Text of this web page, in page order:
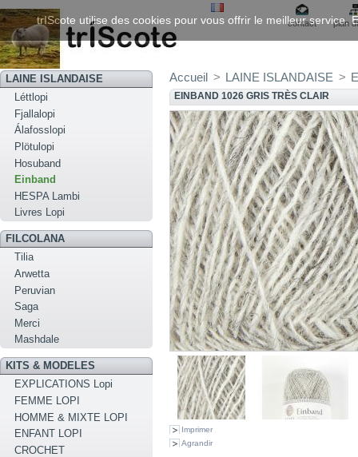
contact plan
LAINE ISLANDAISE
Léttlopi
Fjallalopi
Álafosslopi
Plötulopi
Hosuband
Einband
HESPA Lambi
Livres Lopi
FILCOLANA
Tilia
Arwetta
Peruvian
Saga
Merci
Mashdale
KITS & MODELES
EXPLICATIONS Lopi
FEMME LOPI
HOMME & MIXTE LOPI
ENFANT LOPI
CROCHET
Accueil > LAINE ISLANDAISE >
EINBAND 1026 GRIS TRÈS CLAIR
Imprimer
Agrandir
trIScote utilise des cookies pour vous offrir le meilleur